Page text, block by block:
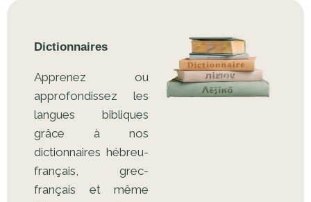
Dictionnaires
Apprenez ou
approfondissez les
langues bibliques
grâce à nos
dictionnaires hébreu-
français, grec-
français et même